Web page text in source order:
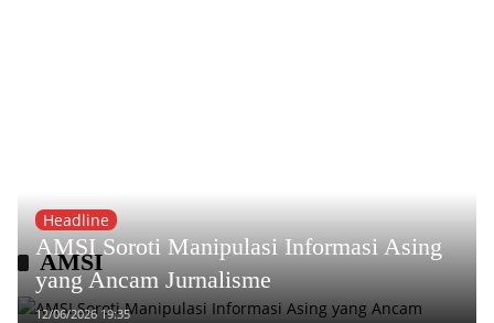
AMSI
Headline
AMSI Soroti Manipulasi Informasi Asing
yang Ancam Jurnalisme
12/06/2026 19:35